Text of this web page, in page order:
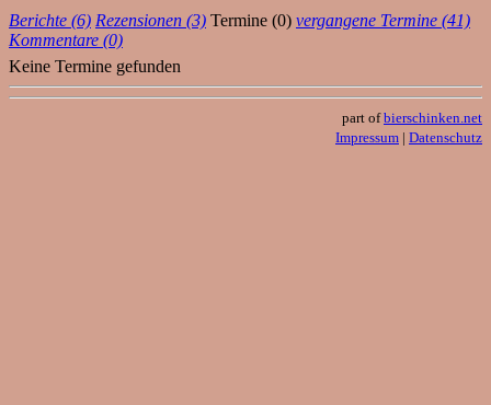
Berichte (6) Rezensionen (3) Termine (0) vergangene Termine (41)
Kommentare (0)
Keine Termine gefunden
part ofbierschinken.net
Impressum | Datenschutz